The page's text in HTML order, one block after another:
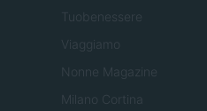
Tuobenessere
Viaggiamo
Nonne Magazine
Milano Cortina